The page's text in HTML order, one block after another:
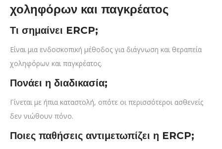
χοληφόρων και παγκρέατος
Τι σημαίνει ERCP;
Είναι μια ενδοσκοπική μέθοδος για διάγνωση και θεραπεία
χοληφόρων και παγκρέατος.
Πονάει η διαδικασία;
Γίνεται με ήπια καταστολή, οπότε οι περισσότεροι ασθενείς
δεν νιώθουν πόνο.
Ποιες παθήσεις αντιμετωπίζει η ERCP;